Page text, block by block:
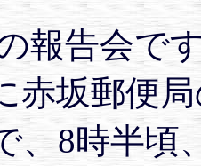
報告会で
赤坂郵便
、8時半頃